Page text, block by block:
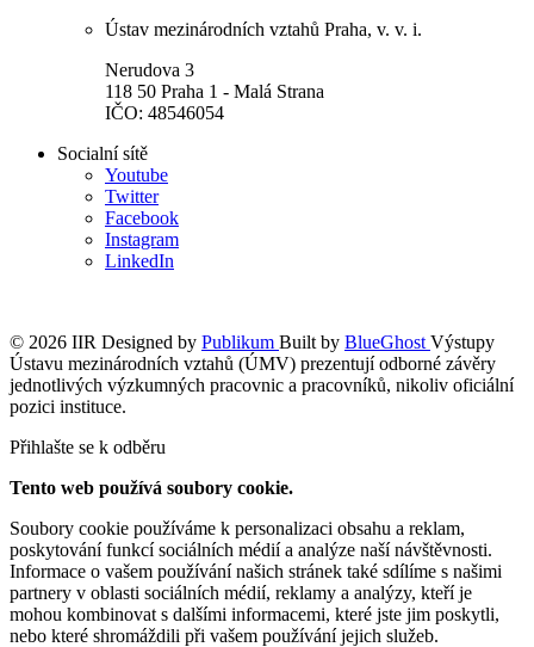
Ústav mezinárodních vztahů Praha, v. v. i.
Nerudova 3
118 50 Praha 1 - Malá Strana
IČO: 48546054
Socialní sítě
Youtube
Twitter
Facebook
Instagram
LinkedIn
© 2026 IIR Designed by Publikum Built by BlueGhost Výstupy
Ústavu mezinárodních vztahů (ÚMV) prezentují odborné závěry
jednotlivých výzkumných pracovnic a pracovníků, nikoliv oficiální
pozici instituce.
Přihlašte se k odběru
Tento web používá soubory cookie.
Soubory cookie používáme k personalizaci obsahu a reklam,
poskytování funkcí sociálních médií a analýze naší návštěvnosti.
Informace o vašem používání našich stránek také sdílíme s našimi
partnery v oblasti sociálních médií, reklamy a analýzy, kteří je
mohou kombinovat s dalšími informacemi, které jste jim poskytli,
nebo které shromáždili při vašem používání jejich služeb.